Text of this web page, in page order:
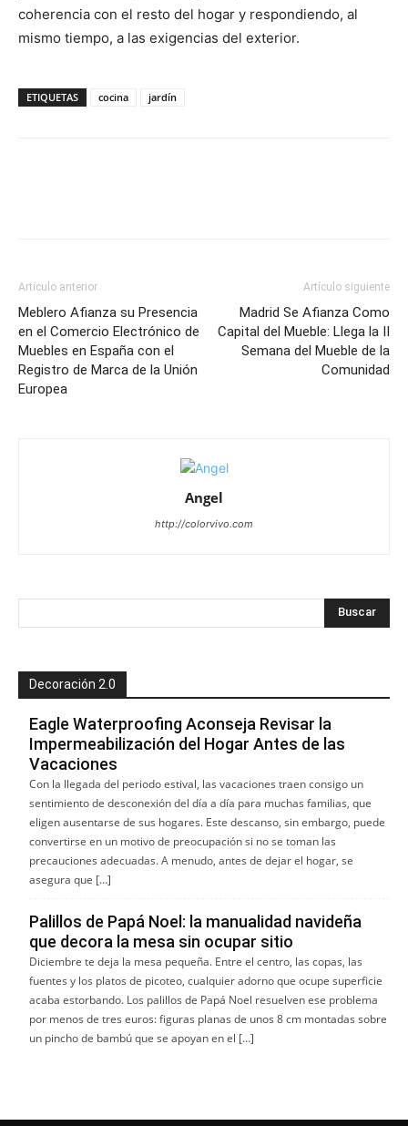
coherencia con el resto del hogar y respondiendo, al
mismo tiempo, a las exigencias del exterior.
ETIQUETAS cocina jardín
Artículo anterior
Meblero Afianza su Presencia
en el Comercio Electrónico de
Muebles en España con el
Registro de Marca de la Unión
Europea
Artículo siguiente
Madrid Se Afianza Como
Capital del Mueble: Llega la II
Semana del Mueble de la
Comunidad
Angel
http://colorvivo.com
Decoración 2.0
Eagle Waterproofing Aconseja Revisar la
Impermeabilización del Hogar Antes de las
Vacaciones
Con la llegada del periodo estival, las vacaciones traen consigo un
sentimiento de desconexión del día a día para muchas familias, que
eligen ausentarse de sus hogares. Este descanso, sin embargo, puede
convertirse en un motivo de preocupación si no se toman las
precauciones adecuadas. A menudo, antes de dejar el hogar, se
asegura que […]
Palillos de Papá Noel: la manualidad navideña
que decora la mesa sin ocupar sitio
Diciembre te deja la mesa pequeña. Entre el centro, las copas, las
fuentes y los platos de picoteo, cualquier adorno que ocupe superficie
acaba estorbando. Los palillos de Papá Noel resuelven ese problema
por menos de tres euros: figuras planas de unos 8 cm montadas sobre
un pincho de bambú que se apoyan en el […]